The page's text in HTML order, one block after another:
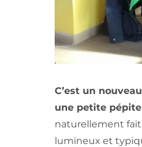
C’est un
une petite
naturellement fait
lumineux et